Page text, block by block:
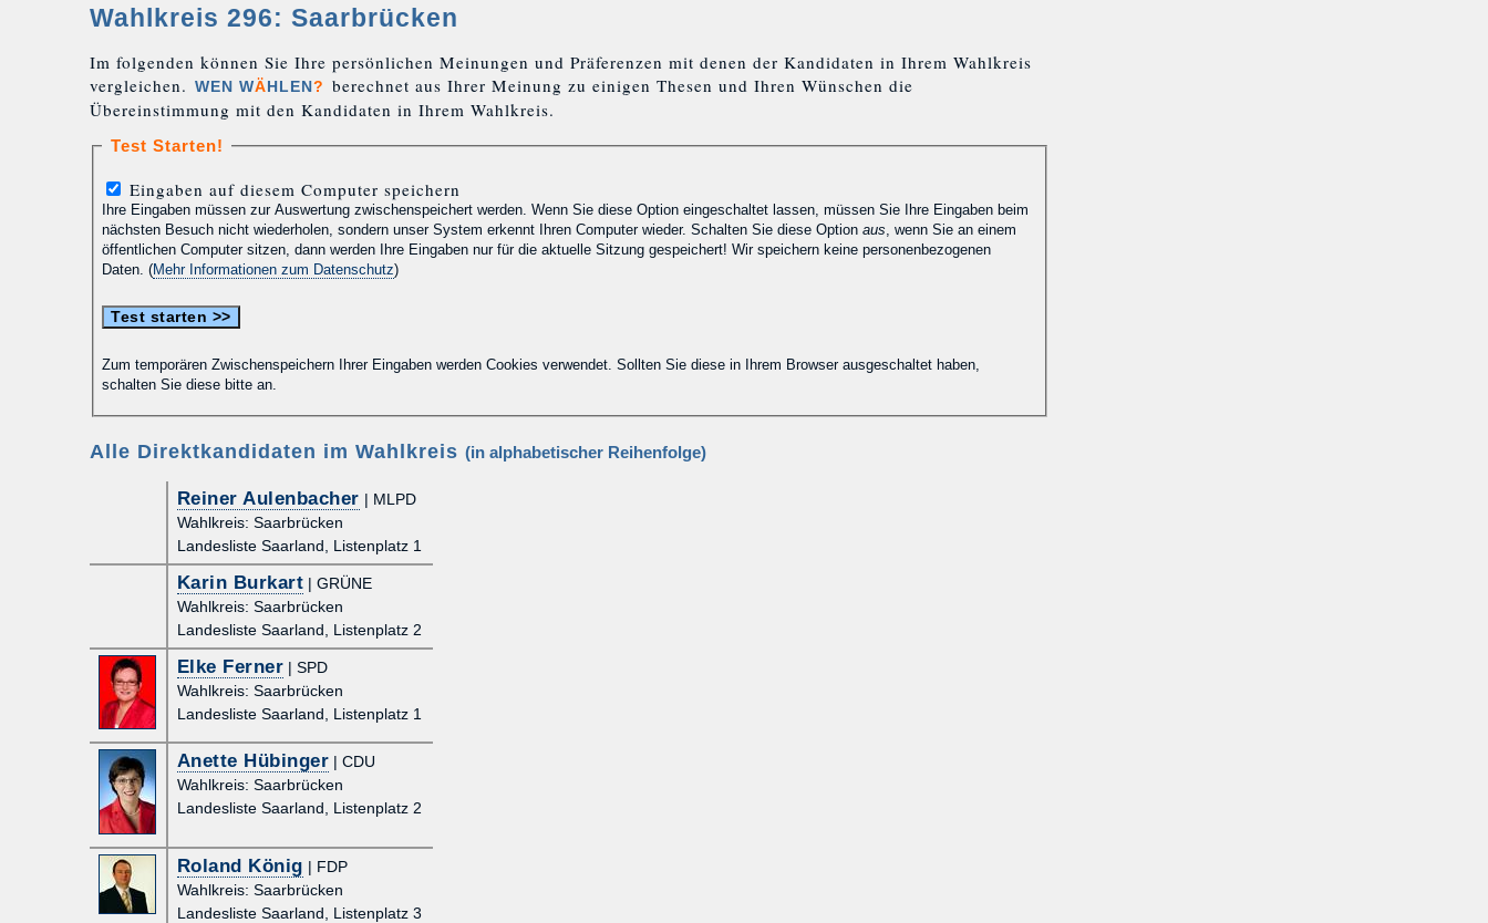
Wahlkreis 296: Saarbrücken
Im folgenden können Sie Ihre persönlichen Meinungen und Präferenzen mit denen der Kandidaten in Ihrem Wahlkreis
vergleichen. WEN WÄ HLEN ? berechnet aus Ihrer Meinung zu einigen Thesen und Ihren Wünschen die
Übereinstimmung mit den Kandidaten in Ihrem Wahlkreis.
Test Starten!
Eingaben auf diesem Computer speichern
Ihre Eingaben müssen zur Auswertung zwischenspeichert werden. Wenn Sie diese Option eingeschaltet lassen, müssen Sie Ihre Eingaben beim
nächsten Besuch nicht wiederholen, sondern unser System erkennt Ihren Computer wieder. Schalten Sie diese Optionaus, wenn Sie an einem
öffentlichen Computer sitzen, dann werden Ihre Eingaben nur für die aktuelle Sitzung gespeichert! Wir speichern keine personenbezogenen
Daten. (Mehr Informationen zum Datenschutz)
Zum temporären Zwischenspeichern Ihrer Eingaben werden Cookies verwendet. Sollten Sie diese in Ihrem Browser ausgeschaltet haben,
schalten Sie diese bitte an.
Alle Direktkandidaten im Wahlkreis (in alphabetischer Reihenfolge)
Reiner Aulenbacher | MLPD
Wahlkreis: Saarbrücken
Landesliste Saarland, Listenplatz 1
Karin Burkart | GRÜNE
Wahlkreis: Saarbrücken
Landesliste Saarland, Listenplatz 2
Elke Ferner | SPD
Wahlkreis: Saarbrücken
Landesliste Saarland, Listenplatz 1
Anette Hübinger | CDU
Wahlkreis: Saarbrücken
Landesliste Saarland, Listenplatz 2
Roland König | FDP
Wahlkreis: Saarbrücken
Landesliste Saarland, Listenplatz 3